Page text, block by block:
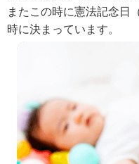
またこの時に憲法記念日
時に決まっています。